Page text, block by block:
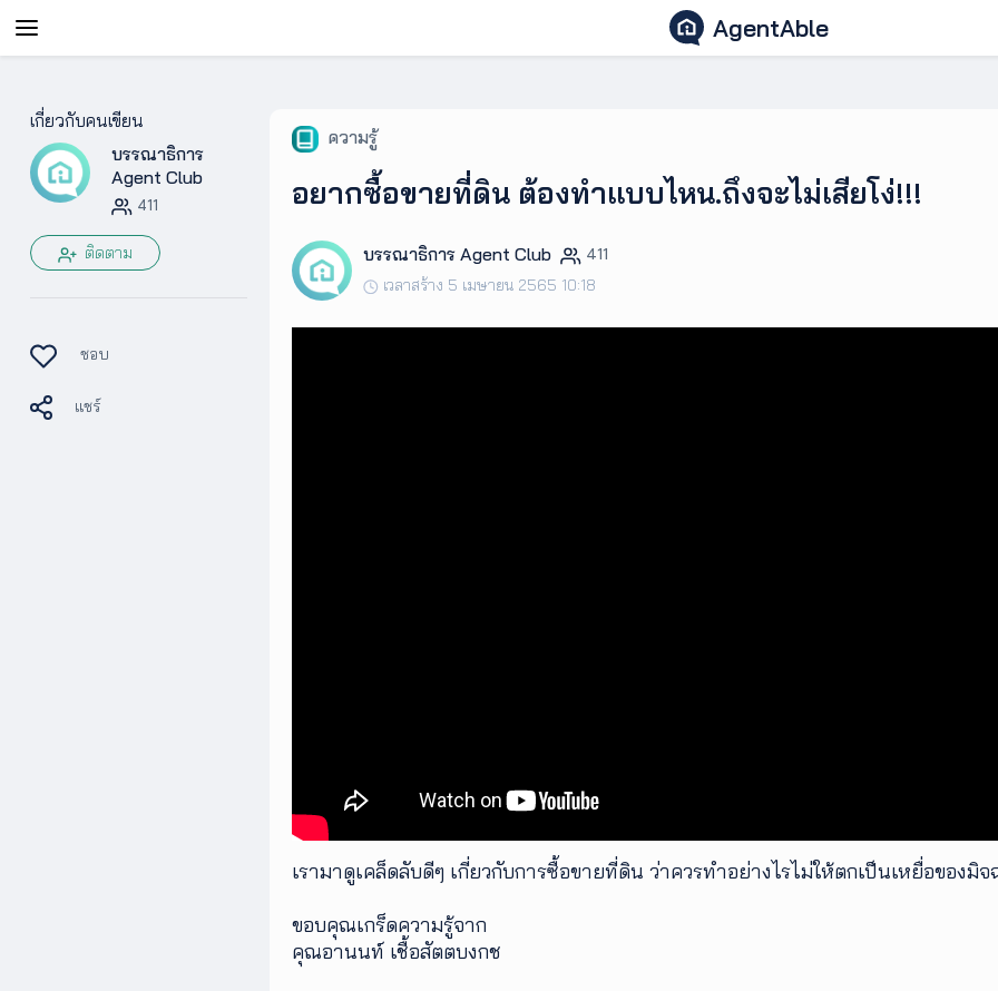
AgentAble
สำหรับ
เอเจ
นท์
AgentClub
AgentTool
UpSkill
เกี่ยวกับคนเขียน
บรรณาธิการ
Agent Club
411
ติดตาม
ชอบ
แชร์
ความรู้
อยากซื้อขายที่ดิน ต้องทำแบบไหน.ถึงจะไม่เสียโง่!!!
บรรณาธิการ Agent Club
411
เวลาสร้าง 5 เมษายน 2565 10:18
เรามาดูเคล็ดลับดีๆ เกี่ยวกับการซื้อขายที่ดิน ว่าควรทำอย่างไรไม่ให้ตกเป็นเหยื่อของมิ
ขอบคุณเกร็ดความรู้จาก
คุณอานนท์ เชื้อสัตตบงกช